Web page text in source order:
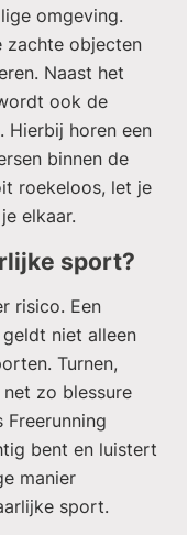
omgeving.
zachte objecten
Naast het
ook de
Hierbij horen een
binnen de
roekeloos, let je
elkaar.
sport?
risico. Een
niet alleen
Turnen,
zo blessure
bent en luistert
manier
sport.